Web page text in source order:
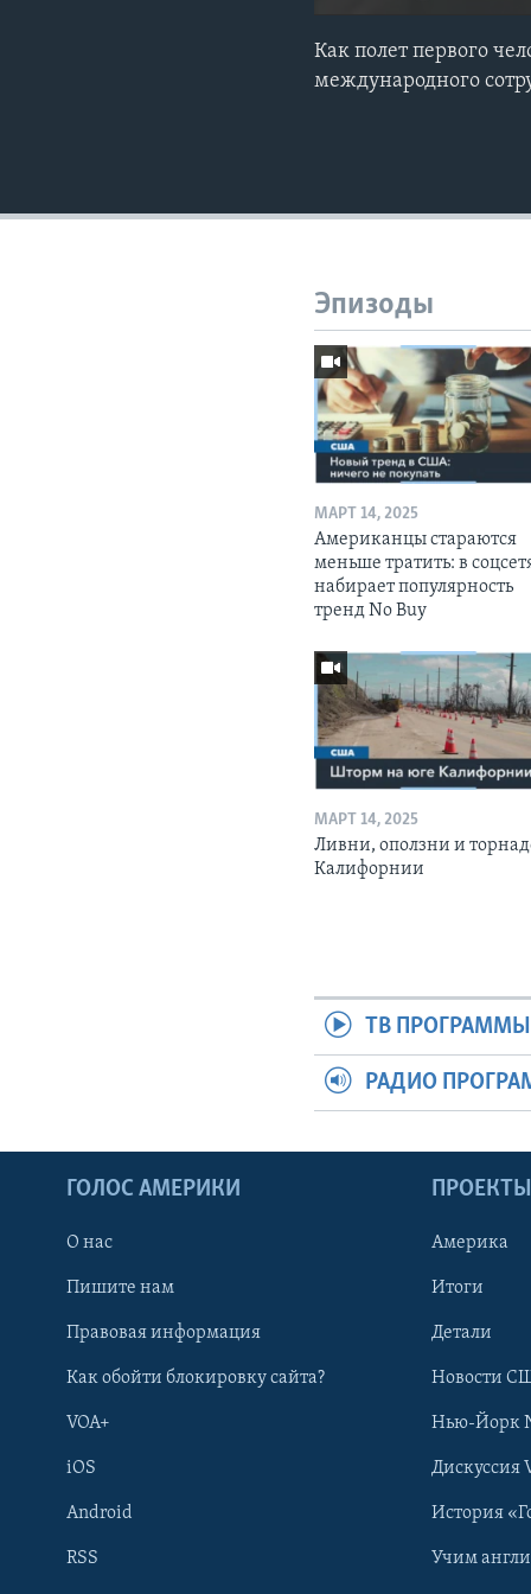
Как полет первого
международного
Эпизоды
МАРТ 14, 2025
Американцы стараются
меньше тратить: в
набирает популярность
тренд No Buy
МАРТ 14, 2025
Ливни, оползни и
Калифорнии
ТВ ПРОГРАММЫ
РАДИО
ГОЛОС АМЕРИКИ
О нас
Пишите нам
Правовая информация
Как обойти блокировку сайта?
VOA+
iOS
Android
RSS
ПРОЕКТЫ
Америка
Итоги
Детали
Новости
Нью-Йорк
Дискуссия
История
Учим